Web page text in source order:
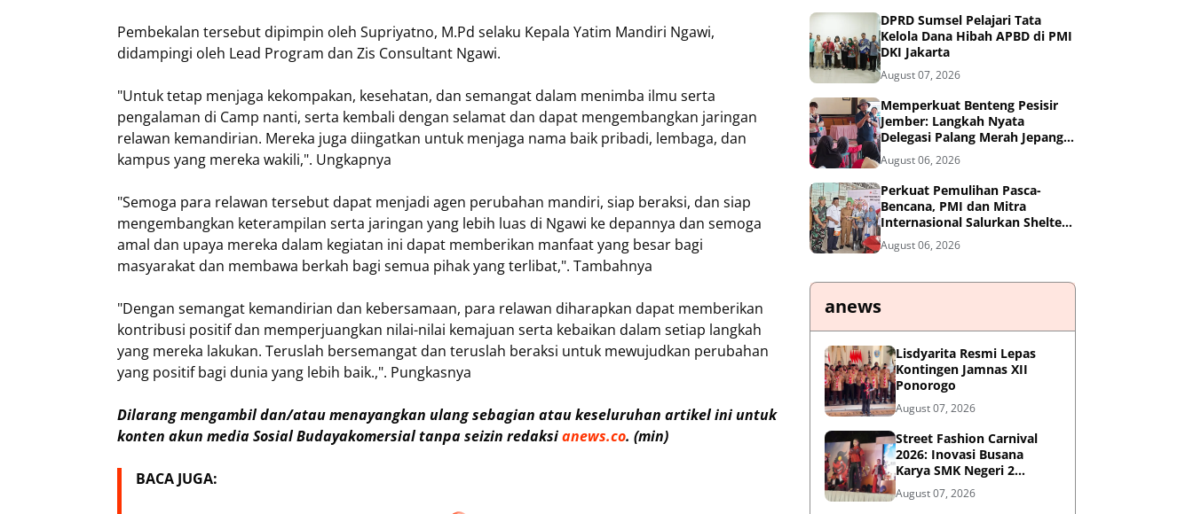
Pembekalan tersebut dipimpin oleh Supriyatno, M.Pd selaku Kepala Yatim Mandiri Ngawi,
didampingi oleh Lead Program dan Zis Consultant Ngawi.
"Untuk tetap menjaga kekompakan, kesehatan, dan semangat dalam menimba ilmu serta
pengalaman di Camp nanti, serta kembali dengan selamat dan dapat mengembangkan jaringan
relawan kemandirian. Mereka juga diingatkan untuk menjaga nama baik pribadi, lembaga, dan
kampus yang mereka wakili,". Ungkapnya
"Semoga para relawan tersebut dapat menjadi agen perubahan mandiri, siap beraksi, dan siap
mengembangkan keterampilan serta jaringan yang lebih luas di Ngawi ke depannya dan semoga
amal dan upaya mereka dalam kegiatan ini dapat memberikan manfaat yang besar bagi
masyarakat dan membawa berkah bagi semua pihak yang terlibat,". Tambahnya
"Dengan semangat kemandirian dan kebersamaan, para relawan diharapkan dapat memberikan
kontribusi positif dan memperjuangkan nilai-nilai kemajuan serta kebaikan dalam setiap langkah
yang mereka lakukan. Teruslah bersemangat dan teruslah beraksi untuk mewujudkan perubahan
yang positif bagi dunia yang lebih baik.,". Pungkasnya
Dilarang mengambil dan/atau menayangkan ulang sebagian atau keseluruhan artikel ini untuk
konten akun media Sosial Budayakomersial tanpa seizin redaksianews.co. (min)
BACA JUGA:
DPRD Sumsel Pelajari Tata
Kelola Dana Hibah APBD di PMI
DKI Jakarta
August 07, 2026
Memperkuat Benteng Pesisir
Jember: Langkah Nyata
Delegasi Palang Merah Jepang
Dampingi Relawan dan Sekolah
Tangguh Bencana
August 06, 2026
Perkuat Pemulihan Pasca-
Bencana, PMI dan Mitra
Internasional Salurkan Shelter
Toolkit untuk 1.200 Keluarga di
Aceh Utara
August 06, 2026
anews
Lisdyarita Resmi Lepas
Kontingen Jamnas XII
Ponorogo
August 07, 2026
Street Fashion Carnival
2026: Inovasi Busana
Karya SMK Negeri 2
Ponorogo
August 07, 2026